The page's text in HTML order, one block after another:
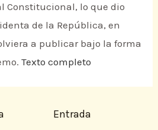
Constitucional, lo que dio
de la República, en
a publicar bajo la forma
Texto completo
Entrada